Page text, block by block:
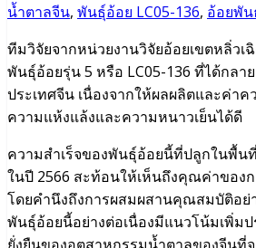
น้ำตาลจีน, พันธุ์อ้อย LC05-136, อ้อยพั
ทีมวิจัยจากหน่วยงานวิจัยอ้อยเขตหลิ่วเ
พันธุ์อ้อยรุ่น 5 หรือ LC05-136 ที่ได้กล
ประเทศจีน เนื่องจากให้ผลผลิตและค่า
ความแห้งแล้งและความหนาวเย็นได้ดี
ความสำเร็จของพันธุ์อ้อยนี้ที่ปลูกในพื้น
ในปี 2566 สะท้อนให้เห็นถึงคุณค่าของ
โดยคำนึงถึงการผสมผสานคุณสมบัติอ
พันธุ์อ้อยนี้อย่างต่อเนื่องมีแนวโน้มเพิ่ม